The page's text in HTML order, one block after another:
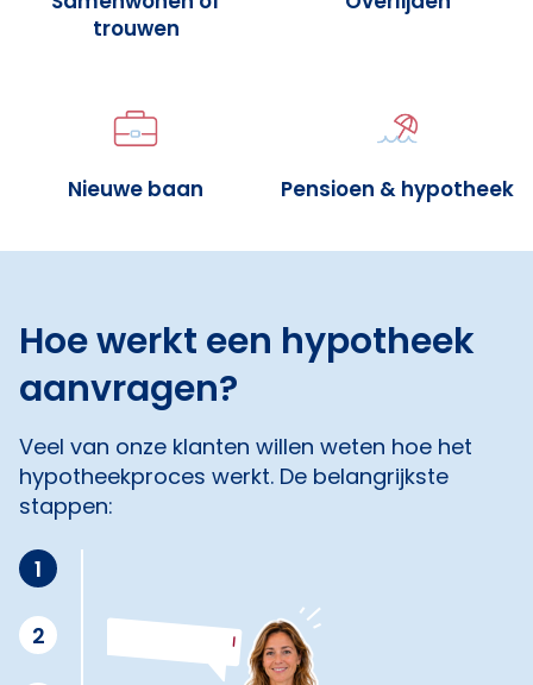
trouwen
Nieuwe baan Pensioen & hypotheek
Hoe werkt een hypotheek
aanvragen?
Veel van onze klanten willen weten hoe het
hypotheekproces werkt. De belangrijkste
stappen:
1
2